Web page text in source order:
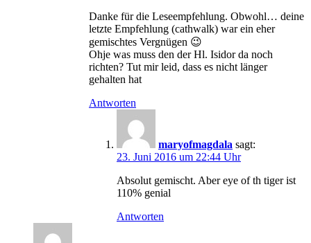
Danke für die Leseempfehlung. Obwohl… deine
letzte Empfehlung (cathwalk) war ein eher
gemischtes Vergnügen 😉
Ohje was muss den der Hl. Isidor da noch
richten? Tut mir leid, dass es nicht länger
gehalten hat
Antworten
maryofmagdala sagt:
23. Juni 2016 um 22:44 Uhr
Absolut gemischt. Aber eye of th tiger ist
110% genial
Antworten